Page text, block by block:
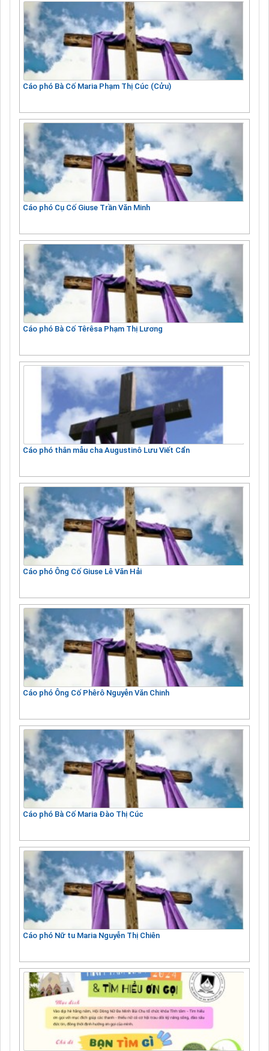
Cáo phó Bà Cố Maria Phạm Thị Cúc (Cửu)
Cáo phó Cụ Cố Giuse Trần Văn Minh
Cáo phó Bà Cố Têrêsa Phạm Thị Lương
Cáo phó thân mẫu cha Augustinô Lưu Viết Cẩn
Cáo phó Ông Cố Giuse Lê Văn Hải
Cáo phó Ông Cố Phêrô Nguyễn Văn Chinh
Cáo phó Bà Cố Maria Đào Thị Cúc
Cáo phó Nữ tu Maria Nguyễn Thị Chiên